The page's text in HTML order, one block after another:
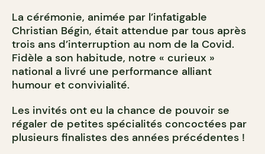
La cérémonie, animée par l’infatigable
Christian Bégin, était attendue par tous après
trois ans d’interruption au nom de la Covid.
Fidèle a son habitude, notre « curieux »
national a livré une performance alliant
humour et convivialité.
Les invités ont eu la chance de pouvoir se
régaler de petites spécialités concoctées par
plusieurs finalistes des années précédentes !